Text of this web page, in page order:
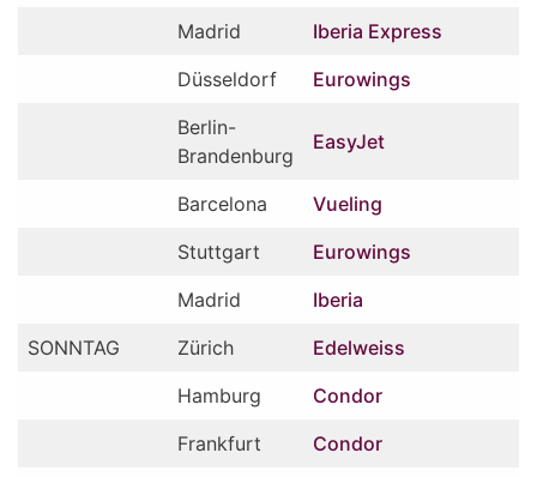
Madrid
Iberia Express
Düsseldorf
Eurowings
Berlin-
Brandenburg
EasyJet
Barcelona Vueling
Stuttgart
Eurowings
Madrid
Iberia
SONNTAG
Zürich Edelweiss
Hamburg
Condor
Frankfurt
Condor